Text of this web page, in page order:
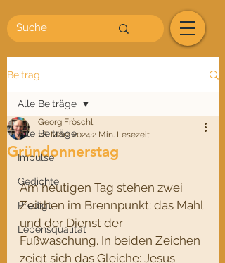
Beitrag
Alle Beiträge
Impulse
Gedichte
Predigt
Lebensqualität
Alle Beiträge
Gründonnerstag
Georg Fröschl
28. März 2024 2 Min. Lesezeit
Am heutigen Tag stehen zwei
Zeichen im Brennpunkt: das Mahl
und der Dienst der
Fußwaschung. In beiden Zeichen
zeigt sich das Gleiche: Jesus